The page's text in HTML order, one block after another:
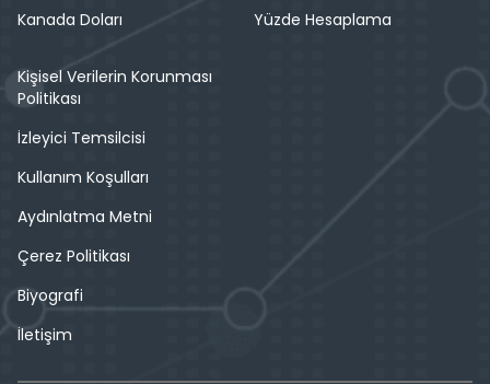
Kanada Doları
Yüzde Hesaplama
Kişisel Verilerin Korunması
Politikası
İzleyici Temsilcisi
Kullanım Koşulları
Aydınlatma Metni
Çerez Politikası
Biyografi
İletişim